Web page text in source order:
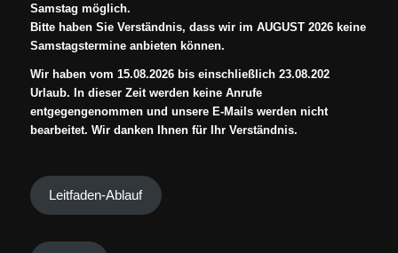
Samstag möglich.
Bitte haben Sie Verständnis, dass wir im AUGUST 2026 keine
Samstagstermine anbieten können.
Wir haben vom 15.08.2026 bis einschließlich 23.08.202
Urlaub. In dieser Zeit werden keine Anrufe
entgegengenommen und unsere E-Mails werden nicht
bearbeitet. Wir danken Ihnen für Ihr Verständnis.
Leitfaden-Ablauf